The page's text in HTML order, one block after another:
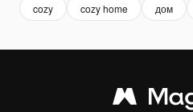
cozy cozy home дом